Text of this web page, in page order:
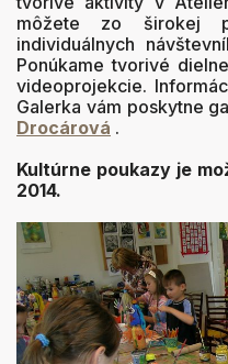
môžete zo širokej
individuálnych
Ponúkame tvorivé
videoprojekcie.
Galerka vám poskytne
Drocárová .
Kultúrne poukazy je
2014.